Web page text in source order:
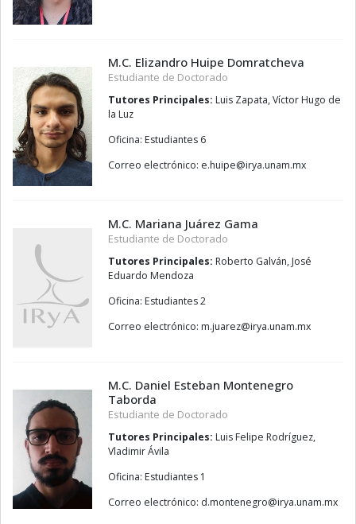
M.C. Elizandro Huipe Domratcheva
Estudiante de Doctorado
Tutores Principales: Luis Zapata, Víctor Hugo de
la Luz
Oficina: Estudiantes 6
Correo electrónico:
xm.manu.ayri
@
epiuh.e
M.C. Mariana Juárez Gama
Estudiante de Doctorado
Tutores Principales: Roberto Galván, José
Eduardo Mendoza
Oficina: Estudiantes 2
Correo electrónico:
xm.manu.ayri
@
zerauj.m
M.C. Daniel Esteban Montenegro
Taborda
Estudiante de Doctorado
Tutores Principales: Luis Felipe Rodríguez,
Vladimir Ávila
Oficina: Estudiantes 1
Correo electrónico:
xm.manu.ayri
@
orgenetnom.d